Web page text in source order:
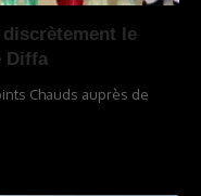
le
Diffa
Chauds auprès de